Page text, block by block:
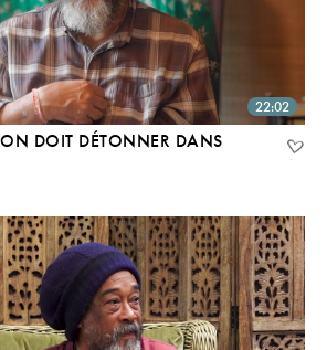
22:02
DOIT DÉTONNER DANS